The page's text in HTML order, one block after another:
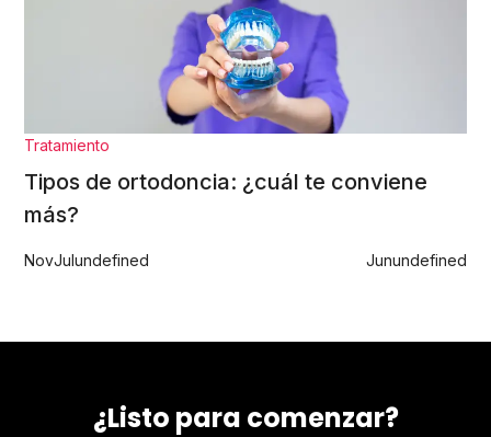
Tratamiento
Tipos de ortodoncia: ¿cuál te conviene
más?
NovJulundefined Junundefined
¿Listo para comenzar?